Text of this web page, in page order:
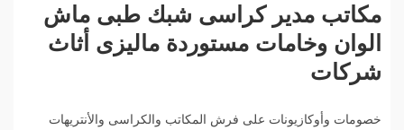
مكاتب مدير كراسى شبك طبى ماش
الوان وخامات مستوردة ماليزى أثاث
شركات
خصومات وأوكازيونات على فرش المكاتب والكراسى والأنتريهات